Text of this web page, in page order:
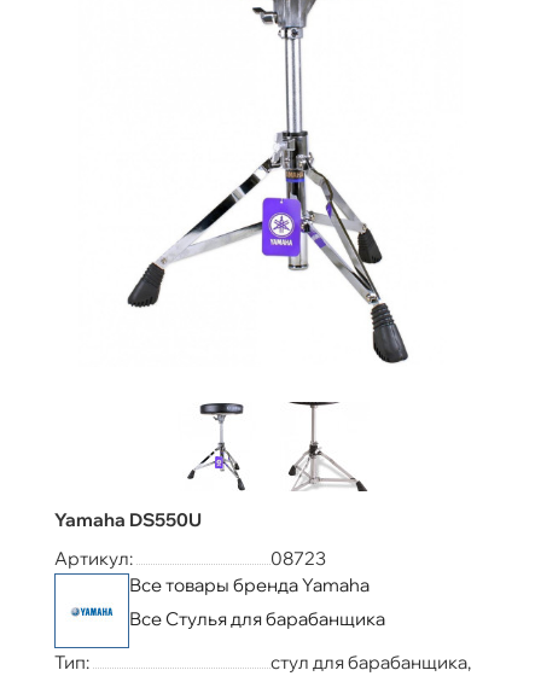
Yamaha DS550U
Артикул:
08723
Все товары бренда Yamaha
Все Стулья для барабанщика
Тип:
стул для барабанщика,